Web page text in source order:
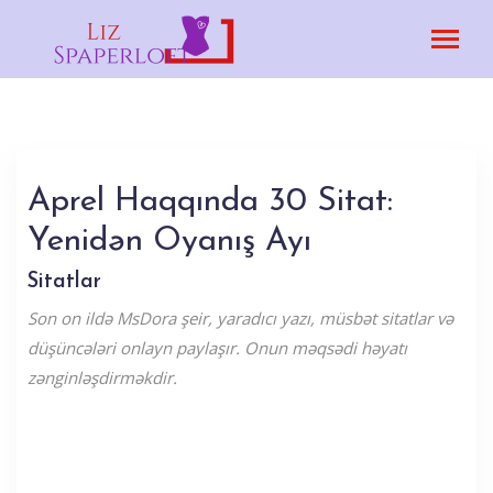
Aprel Haqqında 30 Sitat:
Yenidən Oyanış Ayı
Sitatlar
Son on ildə MsDora şeir, yaradıcı yazı, müsbət sitatlar və
düşüncələri onlayn paylaşır. Onun məqsədi həyatı
zənginləşdirməkdir.